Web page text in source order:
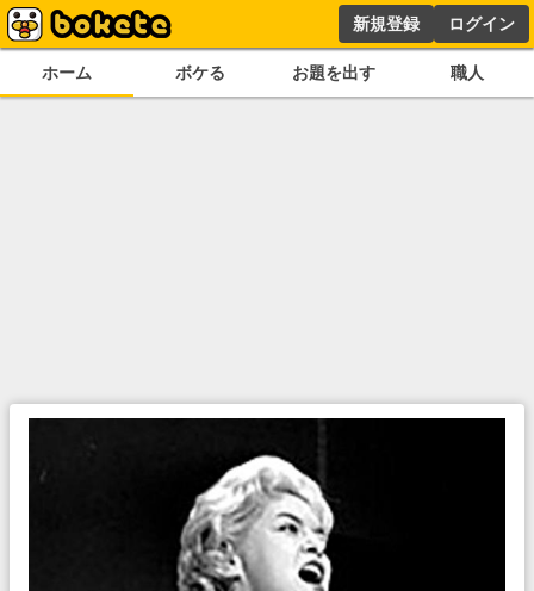
新規登録 ログイン
ホーム ボケる お題を出す 職人